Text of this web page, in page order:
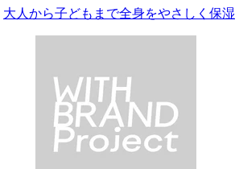
大人から子どもまで全身をやさしく保湿